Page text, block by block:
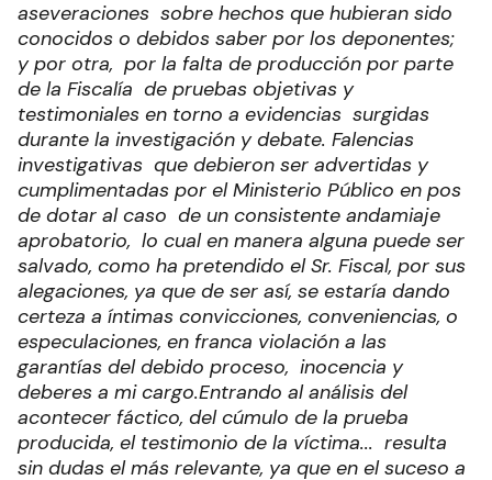
aseveraciones sobre hechos que hubieran sido
conocidos o debidos saber por los deponentes;
y por otra, por la falta de producción por parte
de la Fiscalía de pruebas objetivas y
testimoniales en torno a evidencias surgidas
durante la investigación y debate. Falencias
investigativas que debieron ser advertidas y
cumplimentadas por el Ministerio Público en pos
de dotar al caso de un consistente andamiaje
aprobatorio, lo cual en manera alguna puede ser
salvado, como ha pretendido el Sr. Fiscal, por sus
alegaciones, ya que de ser así, se estaría dando
certeza a íntimas convicciones, conveniencias, o
especulaciones, en franca violación a las
garantías del debido proceso, inocencia y
deberes a mi cargo.Entrando al análisis del
acontecer fáctico, del cúmulo de la prueba
producida, el testimonio de la víctima... resulta
sin dudas el más relevante, ya que en el suceso a